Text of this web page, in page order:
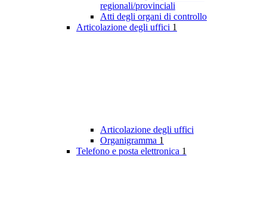
regionali/provinciali
Atti degli organi di controllo
Articolazione degli uffici 1
Articolazione degli uffici
Organigramma 1
Telefono e posta elettronica 1